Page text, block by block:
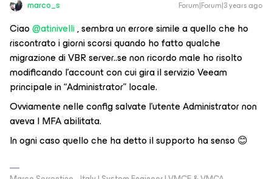
marco_s Forum|Forum|3 years ago
Ciao@atinivelli, sembra un errore simile a quello che ho
riscontrato i giorni scorsi quando ho fatto qualche
migrazione di VBR server..se non ricordo male ho risolto
modificando l’account con cui gira il servizio Veeam
principale in “Administrator” locale.
Ovviamente nelle config salvate l’utente Administrator non
aveva l MFA abilitata.
In ogni caso quello che ha detto il supporto ha senso 😊